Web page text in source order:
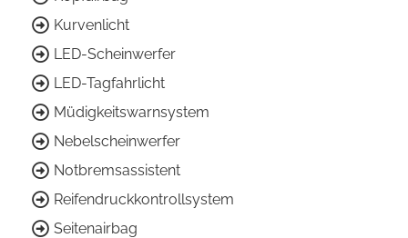
Kurvenlicht
LED-Scheinwerfer
LED-Tagfahrlicht
Müdigkeitswarnsystem
Nebelscheinwerfer
Notbremsassistent
Reifendruckkontrollsystem
Seitenairbag